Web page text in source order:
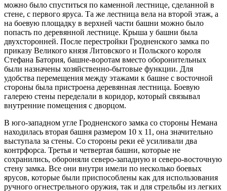
можно было спуститься по каменной лестнице, сделанной в
стене, с первого яруса. Та же лестница вела на второй этаж, а
на боевую площадку в верхней части башни можно было
попасть по деревянной лестнице. Крыша у башни была
двухсторонней. После перестройки Гродненского замка по
приказу Великого князя Литовского и Польского короля
Стефана Батория, башне-воротам вместо оборонительных
были назначены хозяйственно-бытовые функции. Для
удобства перемещения между этажами к башне с восточной
стороны была пристроена деревянная лестница. Боевую
галерею стены переделали в коридор, который связывал
внутренние помещения с дворцом.
В юго-западном угле Гродненского замка со стороны Немана
находилась вторая башня размером 10 х 11, она значительно
выступала за стены. Со стороны реки её усиливали два
контрфорса. Третья и четвертая башни, которые не
сохранились, обороняли северо-западную и северо-восточную
стену замка. Все они внутри имели по несколько боевых
ярусов, которые были приспособлены как для использования
ручного огнестрельного оружия, так и для стрельбы из легких